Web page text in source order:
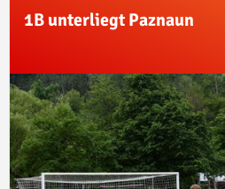
1B unterliegt Paznaun